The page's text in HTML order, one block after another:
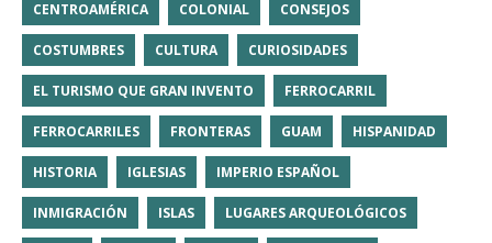
CENTROAMÉRICA COLONIAL CONSEJOS
COSTUMBRES CULTURA CURIOSIDADES
EL TURISMO QUE GRAN INVENTO FERROCARRIL
FERROCARRILES FRONTERAS GUAM HISPANIDAD
HISTORIA IGLESIAS IMPERIO ESPAÑOL
INMIGRACIÓN ISLAS LUGARES ARQUEOLÓGICOS